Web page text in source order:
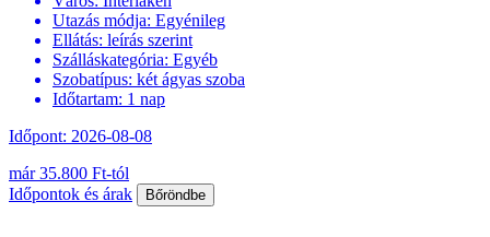
Utazás módja: Egyénileg
Ellátás: leírás szerint
Szálláskategória: Egyéb
Szobatípus: két ágyas szoba
Időtartam: 1 nap
Időpont: 2026-08-08
már 35.800 Ft-tól
Időpontok és árak
Bőröndbe